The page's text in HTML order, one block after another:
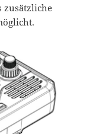
zusätzliche